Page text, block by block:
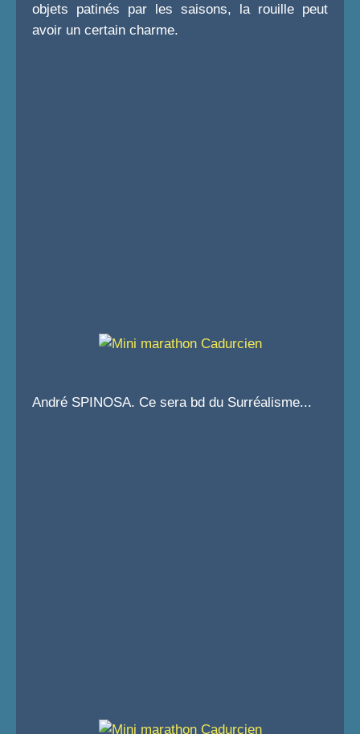
objets patinés par les saisons, la rouille peut
avoir un certain charme.
André SPINOSA. Ce sera bd du Surréalisme...